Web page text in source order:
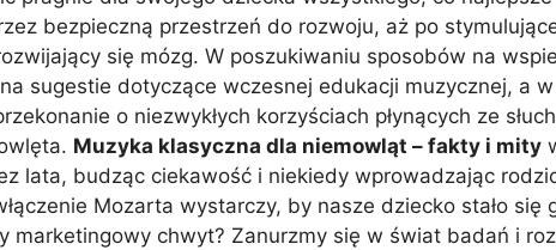
bezpieczną przestrzeń do rozwoju, aż po
się mózg. W poszukiwaniu sposobów na
sugestie dotyczące wczesnej edukacji muzycznej, a
o niezwykłych korzyściach płynących ze
Muzyka klasyczna dla niemowląt – fakty i mity
lata, budząc ciekawość i niekiedy wprowadzając
Mozarta wystarczy, by nasze dziecko stało się
marketingowy chwyt? Zanurzmy się w świat badań i